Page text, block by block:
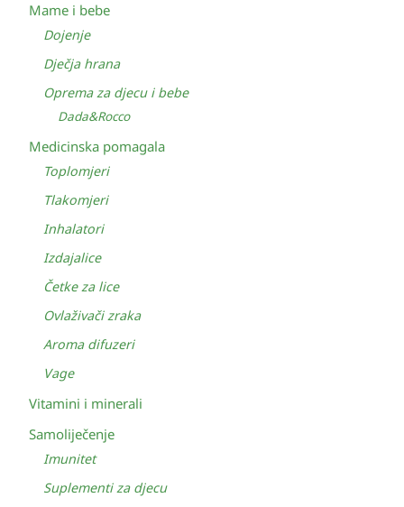
Mame i bebe
Dojenje
Dječja hrana
Oprema za djecu i bebe
Dada&Rocco
Medicinska pomagala
Toplomjeri
Tlakomjeri
Inhalatori
Izdajalice
Četke za lice
Ovlaživači zraka
Aroma difuzeri
Vage
Vitamini i minerali
Samoliječenje
Imunitet
Suplementi za djecu